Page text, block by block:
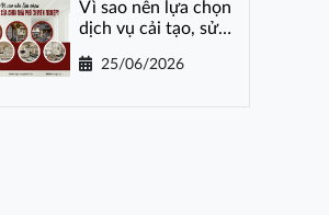
Vì sao nên lựa chọn
dịch vụ cải tạo, sửa
chuyên nghiệp?
25/06/2026